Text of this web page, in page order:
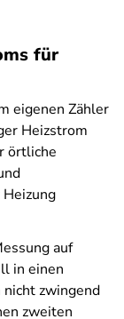
für
eigenen Zähler
Heizstrom
örtliche
auf
in einen
zwingend
zweiten